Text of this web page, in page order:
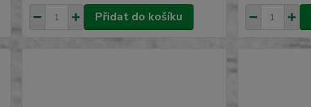
Přidat do košíku